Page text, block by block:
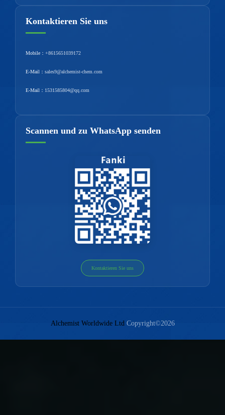
Kontaktieren Sie uns
Mobile： +8615651039172
E-Mail： sales9@alchemist-chem.com
E-Mail： 1531585804@qq.com
Scannen und zu WhatsApp senden
Kontaktieren Sie uns
Alchemist Worldwide Ltd Copyright©2026